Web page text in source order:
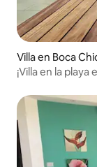
Villa en Boca
¡Villa en la playa